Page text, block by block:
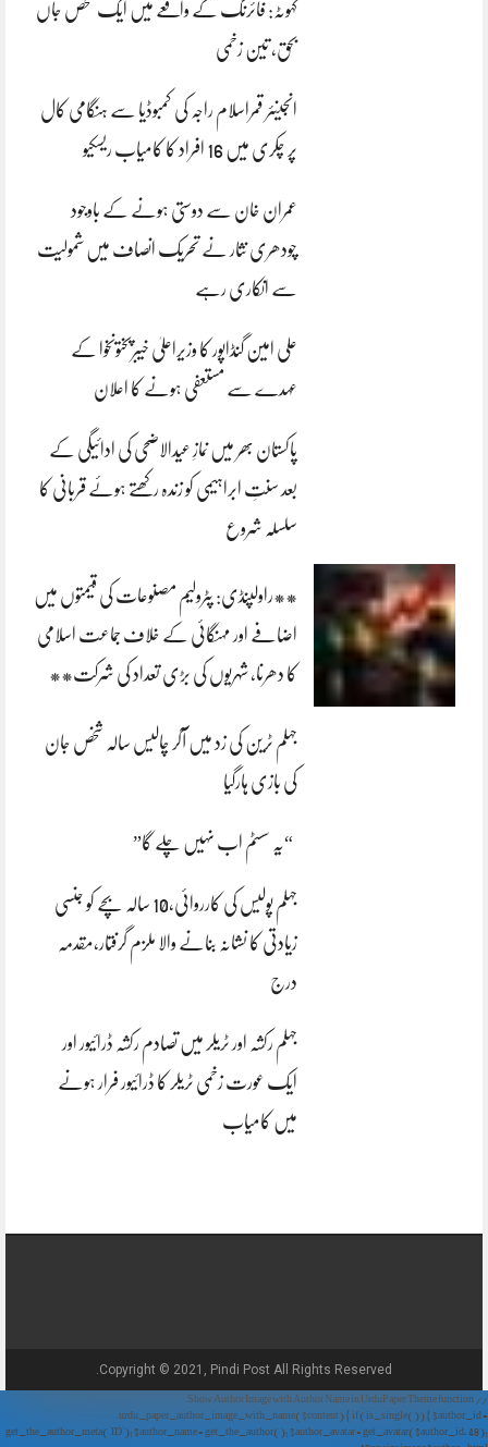
کہوٹہ: فائرنگ کے واقعے میں ایک شخص جاں
بحق، تین زخمی
انجینئر قمراسلام راجہ کی کمبوڈیا سے ہنگامی کال
پر چکری میں 16 افراد کا کامیاب ریسکیو
عمران خان سے دوستی ہونے کے باوجود
چودھری نثار نے تحریک انصاف میں شمولیت
سے انکاری رہے
علی امین گنڈاپور کا وزیراعلیٰ خیبرپختونخوا کے
عہدے سے مستعفی ہونے کا اعلان
پاکستان بھر میں نمازِ عیدالاضحی کی ادائیگی کے
بعد سنتِ ابراہیمی کو زندہ رکھتے ہوئے قربانی کا
سلسلہ شروع
**راولپنڈی: پٹرولیم مصنوعات کی قیمتوں میں
اضافے اور مہنگائی کے خلاف جماعت اسلامی
کا دھرنا، شہریوں کی بڑی تعداد کی شرکت**
جہلم ٹرین کی زد میں آکر چالیس سالہ شخص جان
کی بازی ہارگیا
“یہ سسٹم اب نہیں چلے گا”
جہلم پولیس کی کارروائی،10 سالہ بچے کو جنسی
زیادتی کا نشانہ بنانے والا ملزم گرفتار،مقدمہ
درج
جہلم رکشہ اور ٹریلر میں تصادم رکشہ ڈرائیور اور
ایک عورت زخمی ٹریلر کا ڈرائیور فرار ہونے
میں کامیاب
Copyright © 2021, Pindi Post All Rights Reserved.
// Show Author Image with Author Name in UrduPaper Theme function
urdu_paper_author_image_with_name($content) { if (is_single()) { $author_id =
get_the_author_meta('ID'); $author_name = get_the_author(); $author_avatar = get_avatar($author_id, 48);